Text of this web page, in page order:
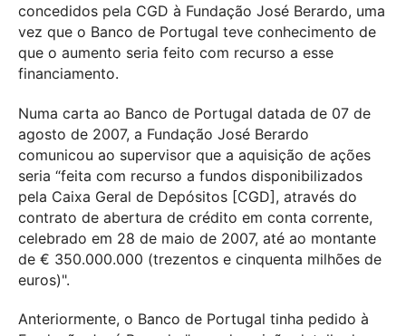
concedidos pela CGD à Fundação José Berardo, uma
vez que o Banco de Portugal teve conhecimento de
que o aumento seria feito com recurso a esse
financiamento.
Numa carta ao Banco de Portugal datada de 07 de
agosto de 2007, a Fundação José Berardo
comunicou ao supervisor que a aquisição de ações
seria “feita com recurso a fundos disponibilizados
pela Caixa Geral de Depósitos [CGD], através do
contrato de abertura de crédito em conta corrente,
celebrado em 28 de maio de 2007, até ao montante
de € 350.000.000 (trezentos e cinquenta milhões de
euros)".
Anteriormente, o Banco de Portugal tinha pedido à